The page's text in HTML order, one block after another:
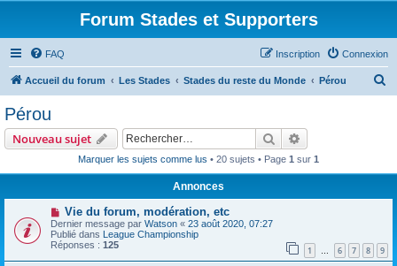
Forum Stades et Supporters
FAQ Connexion
Inscription
Accueil du forum Les Stades Stades du reste du Monde Pérou
Pérou
Nouveau sujet Rechercher
Marquer les sujets comme lus • 20 sujets • Page 1 sur 1
Annonces
Vie du forum, modération, etc
Dernier message par Watson « 23 août 2020, 07:27
Publié dans League Championship
Réponses : 125 1 … 6 7 8 9